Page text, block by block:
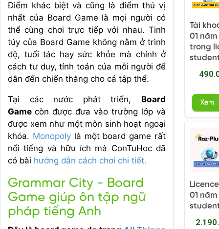
Điểm khác biệt và cũng là điểm thú vị
nhất của Board Game là mọi người có
thể cùng chơi trực tiếp với nhau. Tinh
túy của Board Game không nằm ở trình
độ, tuổi tác hay sức khỏe mà chính ở
cách tư duy, tính toán của mỗi người để
dẫn đến chiến thắng cho cả tập thể.
Tại các nước phát triển, Board
Game còn được đưa vào trường lớp và
được xem như một môn sinh hoạt ngoại
khóa. Monopolylà một board game rất
nổi tiếng và hữu ích mà ConTuHoc đã
có bài hướng dẫn cách chơi chi tiết.
Grammar City - Board
Game giúp ôn tập ngữ
pháp tiếng Anh
Tài
01
trong
Xem
01 năm